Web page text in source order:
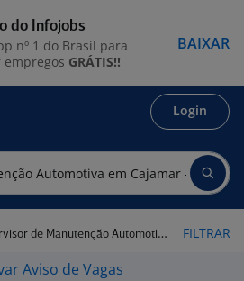
Login
Automotiva em Cajamar - SP FILTRAR
Aviso de Vagas
do Infojobs
nº 1 do Brasil para
GRÁTIS!!
BAIXAR